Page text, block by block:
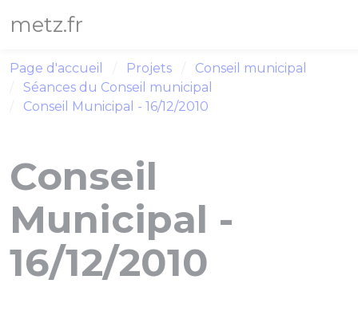
metz.fr
Page d'accueil Projets
Conseil municipal
Séances du Conseil municipal
Conseil Municipal - 16/12/2010
Conseil
Municipal -
16/12/2010